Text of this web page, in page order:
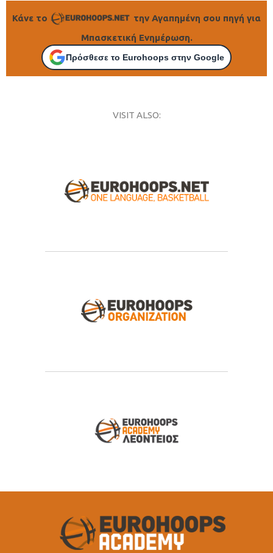
Κάνε το
την Αγαπημένη σου πηγή για
Μπασκετική Ενημέρωση.
Πρόσθεσε το Eurohoops στην Google
VISIT ALSO: